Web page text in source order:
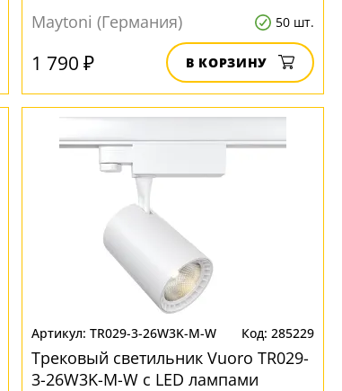
Maytoni (Германия)
50 шт.
1 790 ₽ В КОРЗИНУ
TR029-3-26W3K-M-W 285229
Трековый светильник Vuoro TR029-
3-26W3K-M-W с LED лампами